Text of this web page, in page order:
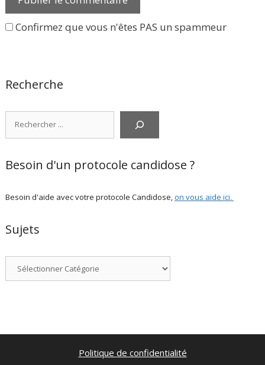
Confirmez que vous n'êtes PAS un spammeur
Recherche
Besoin d'un protocole candidose ?
Besoin d'aide avec votre protocole Candidose, on vous aide ici.
Sujets
Politique de confidentialité